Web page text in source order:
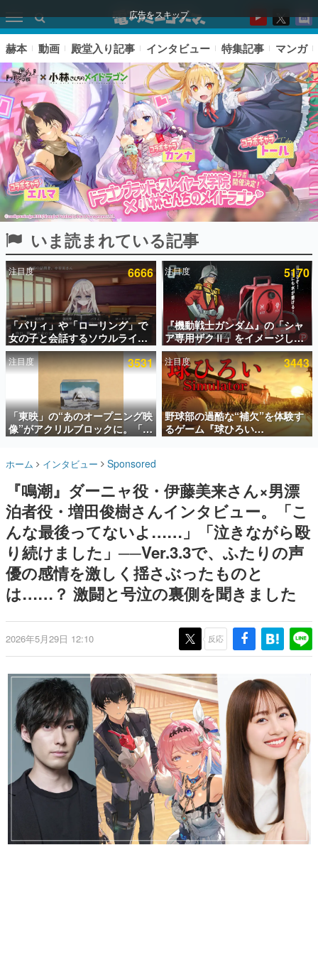
広告をスキップ
ピックアップ
電ファミのいま読まれている記事ランキング
アプリセール情報
インタビュー
連載・特集一覧
殿堂入り記事
SNS拡散数が数千以上！ ページビュー数万以上！ などな
ど。多くの人々に読まれた、電ファミ渾身の“殿堂入り”記
事をまとめました。
名作ゲームクリエイターの方々に製作時のエピソードをお
きます。
赫本
この物語を解いてはいけない。『赫本』は、〈試験問題〉
の形をした短編ホラー小説集です。
新世代に訊く
これからのデジタルゲーム市場を担う若きクリエイター達
の姿を追い、彼らのルーツと情熱を探っていきます。
ゲーム世代の作家たち
ゲームに多大な影響を受けた作家さんに取材し、ゲームが
日本のコンテンツ産業やカルチャーに与えた影響を探る企
画です。
日本モバイルゲーム産業史
日本のモバイルゲーム史における主要なトピック・タイト
ルを網羅するほか、開発者へのインタビューや識者による
解説を掲載。約20年の歴史が一望できる決定版！
若ゲのいたり〜ゲームクリエイターの青春〜
『うつヌケ』『ペンと箸』等で知られるマンガ家・田中圭
一先生によるゲーム業界レポートマンガです。
なんでゲームは面白い？
ゲーム開発者・hamatsu氏がゲームの魅力を画面や操作の
具体的な形から解き明かしていく、硬派で骨太な評論連載
です。
赫本 動画 殿堂入り記事 インタビュー 特集記事 マンガ
いま読まれている記事
注目度 6666
「パリィ」や「ローリング」で
女の子と会話するソウルライク
恋愛ゲーム『小早川さんはソウ
ルライク』無料公開。返事に失
敗すると「YOU DIED」
注目度 5170
『機動戦士ガンダム』の「シャ
ア専用ザクⅡ」をイメージした
散水ホースリールが予約開始。
本体にはシャアのパーソナルマ
ークやジオン公国軍のエンブレ
ム、型式番号などを配置
注目度 3531
「東映」の“あのオープニング映
像”がアクリルブロックに。「東
映ヒストリカル グッズコレクシ
注目度 3443
野球部の過酷な“補欠”を体験す
るゲーム『球ひろい
Simulator』が「1件」のウィッ
ダム・カム』開発元やチェコの
プロ野球選手から称賛の声
ホーム インタビュー Sponsored
『鳴潮』ダーニャ役・伊藤美来さん×男漂
泊者役・増田俊樹さんインタビュー。「こ
んな最後ってないよ……」「泣きながら殴
り続けました」──Ver.3.3で、ふたりの声
優の感情を激しく揺さぶったものと
は……？ 激闘と号泣の裏側を聞きました
2026年5月29日 12:10 反応